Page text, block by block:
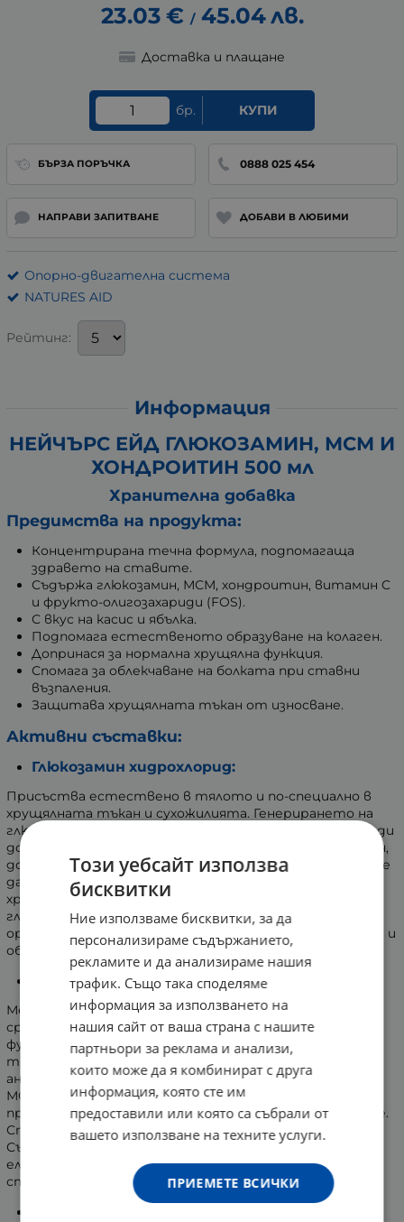
23.03 € / 45.04лв.
Доставка и плащане
бр. КУПИ
БЪРЗА ПОРЪЧКА 0888 025 454
НАПРАВИ ЗАПИТВАНЕ ДОБАВИ В ЛЮБИМИ
Опорно-двигателна система
NATURES AID
Рейтинг:
Информация
НЕЙЧЪРС ЕЙД ГЛЮКОЗАМИН, МСМ И
ХОНДРОИТИН 500 мл
Хранителна добавка
Предимства на продукта:
Концентрирана течна формула, подпомагаща
здравето на ставите.
Съдържа глюкозамин, МСМ, хондроитин, витамин C
и фрукто-олигозахариди (FOS).
С вкус на касис и ябълка.
Подпомага естественото образуване на колаген.
Допринася за нормална хрущялна функция.
Спомага за облекчаване на болката при ставни
възпаления.
Защитава хрущялната тъкан от износване.
Активни съставки:
Глюкозамин хидрохлорид:
Присъства естествено в тялото и по-специално в
хрущялната тъкан и сухожилията. Генерирането на
глюкозамин с течение на годините намалява. Това води
до постепенното разрушаване на хрущялната тъкан,
до болка и триене на ставите. Глюкозаминът не може
да се достави в достатъчни количества от
хранителни източници. Хранителните добавки с
глюкозамин лесно и безопасно допълват липсите му в
организма. Подпомагат естествено възстановяване и
облекчават болките в ставите.
МСМ:
Метилсулфонилметанът е богат, естествено
срещащ се източник на сяра. МСМ е необходим за
функциите и структурата на 150 съединения в
тялото, включително ензими, тъкани, антитела,
антиоксиданти, хормони.
МСМ е нетоксичен елемент. Притежава силно
противовъзпалително и болкоуспокояващо действие.
Спомага за по-лесно и безболезнено движение.
Съдейства за формирането на кератин, колаген и
еластин, необходими за гъвкавостта и силата на
ставите, костите, мускулите и хрущялите.
Този уебсайт използва
бисквитки
Ние използваме бисквитки, за да
персонализираме съдържанието,
рекламите и да анализираме нашия
трафик. Също така споделяме
информация за използването на
нашия сайт от ваша страна с нашите
партньори за реклама и анализи,
които може да я комбинират с друга
информация, която сте им
предоставили или която са събрали от
вашето използване на техните услуги.
ПРИЕМЕТЕ ВСИЧКИ